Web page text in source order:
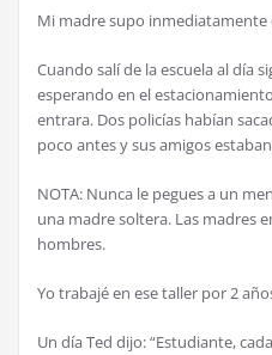
Mi madre supo inmediatamente
Cuando salí de la escuela al día
esperando en el
entrara. Dos policías habían
poco antes y sus amigos
NOTA: Nunca le pegues a un
una madre soltera. Las madres
hombres.
Yo trabajé en ese taller por 2
Un día Ted dijo: “Estudiante,